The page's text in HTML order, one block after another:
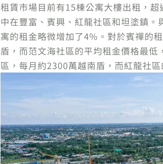
租賃市場目前有15棟公寓大樓出租，
中在豐富、賓興、紅龍社區和坦塗鎮
寓的租金略微增加了4%。對於賓禪的
盾，而范文海社區的平均租金價格最
區，每月約2300萬越南盾，而紅龍社